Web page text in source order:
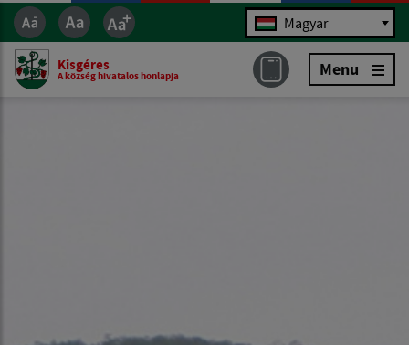
Jazyk Magyar
Kisgéres
A község hivatalos honlapja Menu